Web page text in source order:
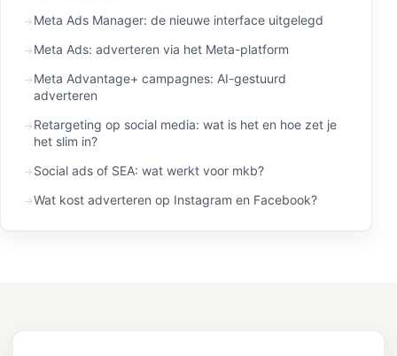
Meta Ads Manager: de nieuwe interface uitgelegd
Meta Ads: adverteren via het Meta-platform
Meta Advantage+ campagnes: AI-gestuurd
adverteren
Retargeting op social media: wat is het en hoe zet je
het slim in?
Social ads of SEA: wat werkt voor mkb?
Wat kost adverteren op Instagram en Facebook?